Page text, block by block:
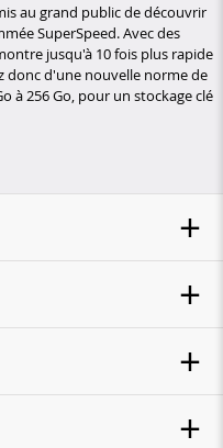
au grand public de découvrir
SuperSpeed. Avec des
jusqu'à 10 fois plus rapide
donc d'une nouvelle norme de
à 256 Go, pour un stockage clé